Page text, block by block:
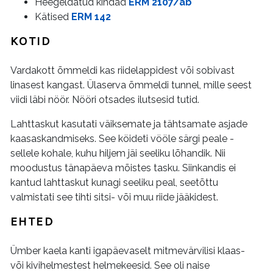
Kätised ERM 142
KOTID
Vardakott õmmeldi kas riidelappidest või sobivast
linasest kangast. Ülaserva õmmeldi tunnel, mille seest
viidi läbi nöör. Nööri otsades ilutsesid tutid.
Lahttaskut kasutati väiksemate ja tähtsamate asjade
kaasaskandmiseks. See köideti vööle särgi peale -
sellele kohale, kuhu hiljem jäi seeliku lõhandik. Nii
moodustus tänapäeva mõistes tasku. Siinkandis ei
kantud lahttaskut kunagi seeliku peal, seetõttu
valmistati see tihti sitsi- või muu riide jääkidest.
EHTED
Ümber kaela kanti igapäevaselt mitmevärvilisi klaas-
või kivihelmestest helmekeesid. See oli naise